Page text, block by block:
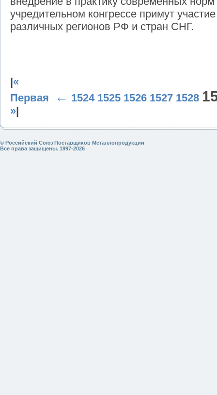
учредительном конгрессе примут
различных регионов РФ и стран СНГ.
«
Первая
← 1524 1525 1526 1527 1528
»
© Российский Союз Поставщиков Металлопродукции
Все права защищены. 1997-2026